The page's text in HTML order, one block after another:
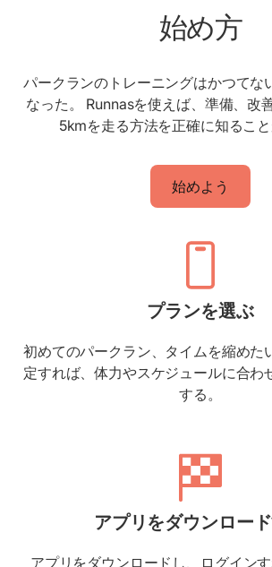
始め方
パークランのトレーニングはかつてな
なった。 Runnasを使えば、準備、改
5kmを走る方法を正確に知ること
始めよう
プランを選ぶ
初めてのパークラン、タイムを縮めた
定すれば、体力やスケジュールに合わ
する。
アプリをダウンロー
アプリをダウンロードし、ログイン